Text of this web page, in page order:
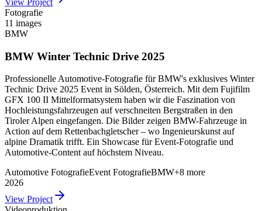
View Project
Fotografie
11 images
BMW
BMW Winter Technic Drive 2025
Professionelle Automotive-Fotografie für BMW's exklusives Winter
Technic Drive 2025 Event in Sölden, Österreich. Mit dem Fujifilm
GFX 100 II Mittelformatsystem haben wir die Faszination von
Hochleistungsfahrzeugen auf verschneiten Bergstraßen in den
Tiroler Alpen eingefangen. Die Bilder zeigen BMW-Fahrzeuge in
Action auf dem Rettenbachgletscher – wo Ingenieurskunst auf
alpine Dramatik trifft. Ein Showcase für Event-Fotografie und
Automotive-Content auf höchstem Niveau.
Automotive FotografieEvent FotografieBMW+8 more
2026
View Project